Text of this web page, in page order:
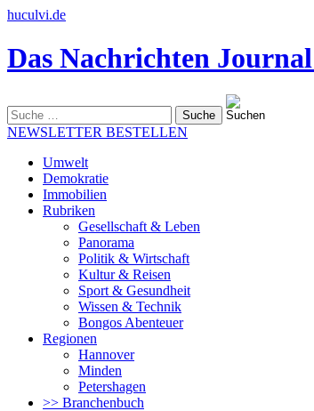
huculvi.de
Das Nachrichten
nach:
NEWSLETTER BESTELLEN
Umwelt
Demokratie
Immobilien
Rubriken
Gesellschaft & Leben
Panorama
Politik & Wirtschaft
Kultur & Reisen
Sport & Gesundheit
Wissen & Technik
Bongos Abenteuer
Regionen
Hannover
Minden
Petershagen
>> Branchenbuch